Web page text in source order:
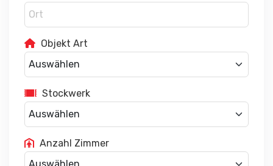
Objekt Art
Stockwerk
Anzahl Zimmer